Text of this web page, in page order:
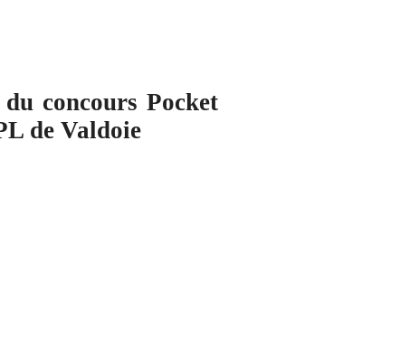
concours Pocket
de Valdoie